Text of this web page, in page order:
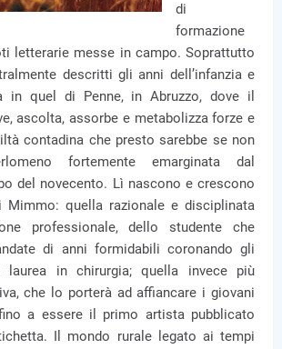
di
formazione
letterarie messe in campo. Soprattutto
descritti gli anni dell’infanzia e
in quel di Penne, in Abruzzo, dove il
ascolta, assorbe e metabolizza forze e
contadina che presto sarebbe se non
fortemente emarginata dal
del novecento. Lì nascono e crescono
Mimmo: quella razionale e disciplinata
professionale, dello studente che
di anni formidabili coronando gli
in chirurgia; quella invece più
che lo porterà ad affiancare i giovani
a essere il primo artista pubblicato
Il mondo rurale legato ai tempi